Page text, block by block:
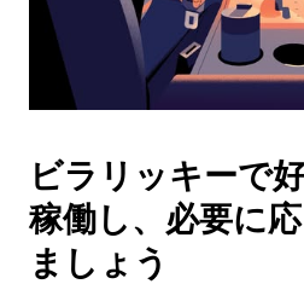
す。
ン
で
カ
レ
ン
ビラリッキーで
稼働し、必要に
ましょう